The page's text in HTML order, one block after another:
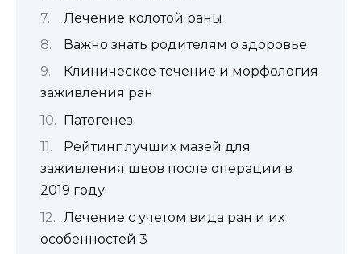
Лечение колотой раны
Важно знать родителям о здоровье
Клиническое течение и морфология
заживления ран
Патогенез
Рейтинг лучших мазей для
заживления швов после операции в
2019 году
Лечение с учетом вида ран и их
особенностей 3